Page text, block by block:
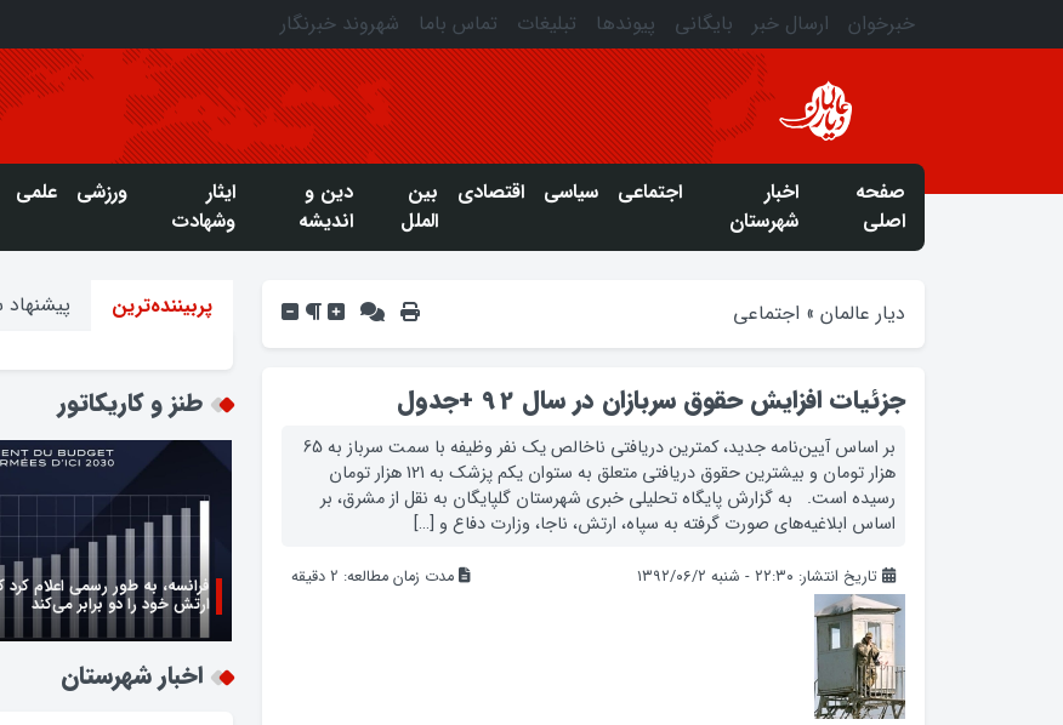
خبرخوان ارسال خبر بایگانی پیوندها تبلیغات تماس باما شهروند خبرنگار
صفحه
اصلی
اخبار
شهرستان
اجتماعی سیاسی اقتصادی
بین
الملل
دین و
اندیشه
ایثار
وشهادت
ورزشی علمی
دیار عالمان » اجتماعی
جزئیات افزایش حقوق سربازان در سال 92 +جدول
بر اساس آيين‌نامه جدید، کمترين دريافتي ناخالص يک نفر وظيفه با سمت سرباز به 65
هزار تومان و بيشترين حقوق دريافتي متعلق به ستوان يکم پزشک به 121 هزار تومان
رسيده است. به گزارش پایگاه تحلیلی خبری شهرستان گلپایگان به نقل از مشرق، بر
اساس ابلاغیه‌های صورت گرفته به سپاه، ارتش، ناجا، وزارت دفاع و […]
تاریخ انتشار: ۲۲:۳۰ - شنبه ۱۳۹۲/۰۶/۲ مدت زمان مطالعه: 2 دقیقه
پربیننده‌ترین پیشنهاد
طنز و کاریکاتور
فرانسه، به طور رسمی اعلام
ارتش خود را دو برابر می‌کند
اخبار شهرستان